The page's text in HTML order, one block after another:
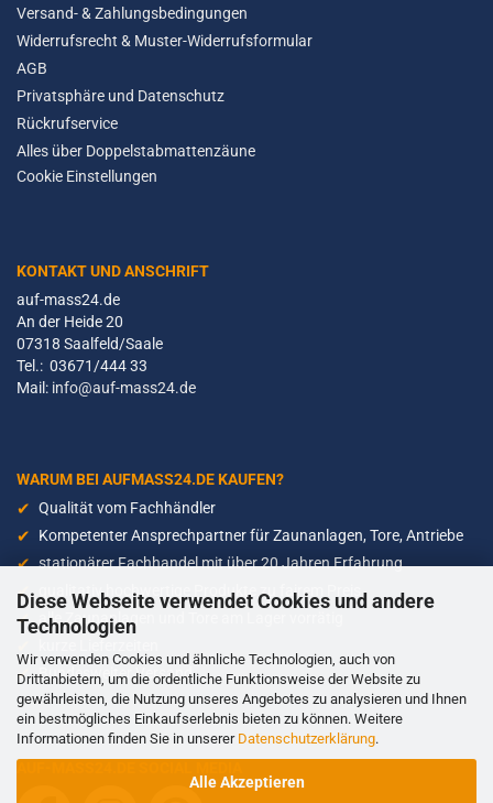
Diese Webseite verwendet Cookies und andere
Technologien
Wir verwenden Cookies und ähnliche Technologien, auch von
Drittanbietern, um die ordentliche Funktionsweise der Website zu
gewährleisten, die Nutzung unseres Angebotes zu analysieren und Ihnen
ein bestmögliches Einkaufserlebnis bieten zu können. Weitere
Informationen finden Sie in unserer Datenschutzerklärung.
Alle Akzeptieren
Versand- & Zahlungsbedingungen
Widerrufsrecht & Muster-Widerrufsformular
AGB
Privatsphäre und Datenschutz
Rückrufservice
Alles über Doppelstabmattenzäune
Cookie Einstellungen
KONTAKT UND ANSCHRIFT
auf-mass24.de
An der Heide 20
07318 Saalfeld/Saale
Tel.: 03671/444 33
Mail: info@auf-mass24.de
WARUM BEI AUFMASS24.DE KAUFEN?
Qualität vom Fachhändler
Kompetenter Ansprechpartner für Zaunanlagen, Tore, Antriebe
stationärer Fachhandel mit über 20 Jahren Erfahrung
qualitativ hochwertige Produkte zu fairem Preis
alle Zaunanlagen und Tore am Lager vorrätig
Bundesweiter Versand
AUF-MASS24.DE SOCIAL MEDIA